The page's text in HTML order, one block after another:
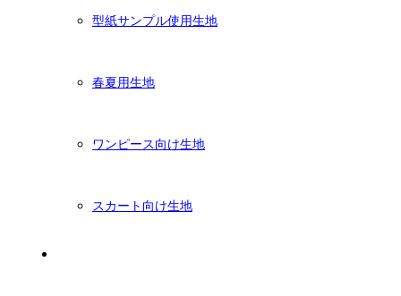
型紙サンプル使用生地
春夏用生地
ワンピース向け生地
スカート向け生地